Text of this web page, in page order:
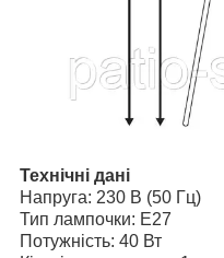
Технічні дані
Напруга: 230 В (50 Гц)
Тип лампочки: E27
Потужність: 40 Вт